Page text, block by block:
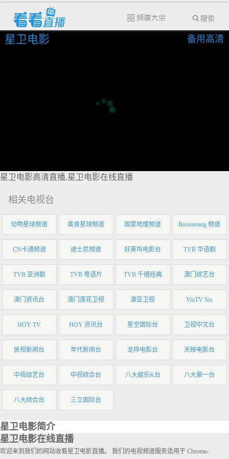
星卫电影 备用高清
星卫电影高清直播,星卫电影在线直播
相关电视台
动物星球频道 美食星球频道 国家地理频道 Boomerang 频道
CN卡通频道 迪士尼频道 好莱坞电影台 TVB 华语剧
TVB 亚洲剧 TVB 粤语片 TVB 千禧经典 澳门综艺台
澳门资讯台 澳门莲花卫视 澳亚卫视 ViuTV Six
HOY TV HOY 资讯台 星空国际台 卫视中文台
民视新闻台 年代新闻台 龙祥电影台 天映电影台
中视综艺台 中视综合台 八大娱乐K台 八大第一台
八大综合台 三立国际台
星卫电影简介
星卫电影在线直播
欢迎来到我们的网站收看星卫电影直播。 我们的电视频道服务适用于 Chrome、